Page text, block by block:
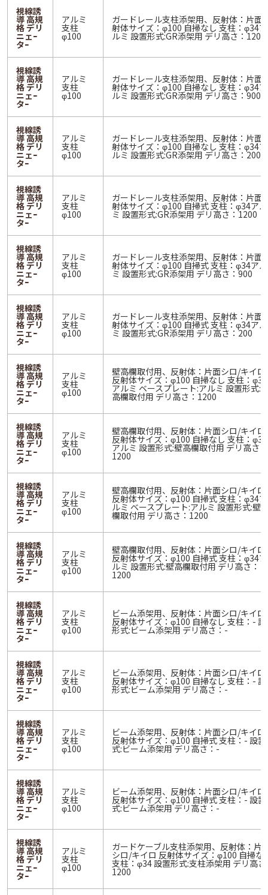
視線誘
導 高規
格 デリ
ニェｰ
タｰ
アルミ
支柱
φ100
ガードレール支柱添架用、反射体：片面
射体サイズ：φ100 自掃なし 支柱：φ34ア
ルミ 設置形式:GR添架用 デリ高さ：1200
視線誘
導 高規
格 デリ
ニェｰ
タｰ
アルミ
支柱
φ100
ガードレール支柱添架用、反射体：片面
射体サイズ：φ100 自掃なし 支柱：φ34ア
ルミ 設置形式:GR添架用 デリ高さ：900
視線誘
導 高規
格 デリ
ニェｰ
タｰ
アルミ
支柱
φ100
ガードレール支柱添架用、反射体：片面
射体サイズ：φ100 自掃なし 支柱：φ34ア
ルミ 設置形式:GR添架用 デリ高さ：200
視線誘
導 高規
格 デリ
ニェｰ
タｰ
アルミ
支柱
φ100
ガードレール支柱添架用、反射体：片面
射体サイズ：φ100 自掃式 支柱：φ34アル
ミ 設置形式:GR添架用 デリ高さ：1200
視線誘
導 高規
格 デリ
ニェｰ
タｰ
アルミ
支柱
φ100
ガードレール支柱添架用、反射体：片面
射体サイズ：φ100 自掃式 支柱：φ34アル
ミ 設置形式:GR添架用 デリ高さ：900
視線誘
導 高規
格 デリ
ニェｰ
タｰ
アルミ
支柱
φ100
ガードレール支柱添架用、反射体：片面
射体サイズ：φ100 自掃式 支柱：φ34アル
ミ 設置形式:GR添架用 デリ高さ：200
視線誘
導 高規
格 デリ
ニェｰ
タｰ
アルミ
支柱
φ100
壁高欄取付用、反射体：片面シロ/キイロ
反射体サイズ：φ100 自掃なし 支柱：φ34
アルミ ベースプレート:アルミ 設置形式:
高欄取付用 デリ高さ：1200
視線誘
導 高規
格 デリ
ニェｰ
タｰ
アルミ
支柱
φ100
壁高欄取付用、反射体：片面シロ/キイロ
反射体サイズ：φ100 自掃なし 支柱：φ34
アルミ 設置形式:壁高欄取付用 デリ高さ：
1200
視線誘
導 高規
格 デリ
ニェｰ
タｰ
アルミ
支柱
φ100
壁高欄取付用、反射体：片面シロ/キイロ
反射体サイズ：φ100 自掃式 支柱：φ34ア
ルミ ベースプレート:アルミ 設置形式:壁
欄取付用 デリ高さ：1200
視線誘
導 高規
格 デリ
ニェｰ
タｰ
アルミ
支柱
φ100
壁高欄取付用、反射体：片面シロ/キイロ
反射体サイズ：φ100 自掃式 支柱：φ34ア
ルミ 設置形式:壁高欄取付用 デリ高さ：
1200
視線誘
導 高規
格 デリ
ニェｰ
タｰ
アルミ
支柱
φ100
ビーム添架用、反射体：片面シロ/キイロ
反射体サイズ：φ100 自掃なし 支柱：-
形式:ビーム添架用 デリ高さ：-
視線誘
導 高規
格 デリ
ニェｰ
タｰ
アルミ
支柱
φ100
ビーム添架用、反射体：片面シロ/キイロ
反射体サイズ：φ100 自掃なし 支柱：-
形式:ビーム添架用 デリ高さ：-
視線誘
導 高規
格 デリ
ニェｰ
タｰ
アルミ
支柱
φ100
ビーム添架用、反射体：片面シロ/キイロ
反射体サイズ：φ100 自掃式 支柱：- 設
式:ビーム添架用 デリ高さ：-
視線誘
導 高規
格 デリ
ニェｰ
タｰ
アルミ
支柱
φ100
ビーム添架用、反射体：片面シロ/キイロ
反射体サイズ：φ100 自掃式 支柱：- 設
式:ビーム添架用 デリ高さ：-
視線誘
導 高規
格 デリ
ニェｰ
タｰ
アルミ
支柱
φ100
ガードケーブル支柱添架用、反射体：片
シロ/キイロ 反射体サイズ：φ100 自掃な
支柱：φ34 設置形式:支柱添架用 デリ高
1200